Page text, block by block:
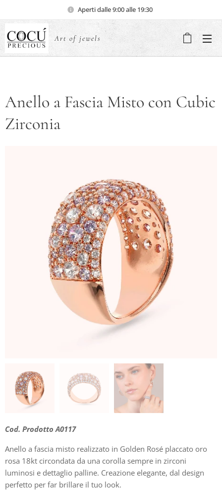
Aperti dalle 9:00 alle 19:30
Art of jewels
Anello a Fascia Misto con Cubic
Zirconia
Cod. Prodotto A0117
Anello a fascia misto realizzato in Golden Rosé placcato oro
rosa 18kt circondata da una corolla sempre in zirconi
luminosi e dettaglio palline. Creazione elegante, dal design
perfetto per far brillare il tuo look.